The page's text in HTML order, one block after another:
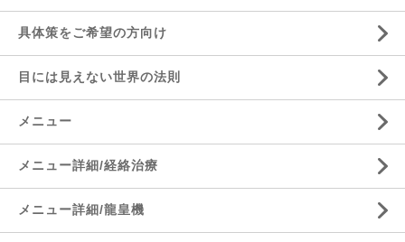
具体策をご希望の方向け
目には見えない世界の法則
メニュー
メニュー詳細/経絡治療
メニュー詳細/龍皇機